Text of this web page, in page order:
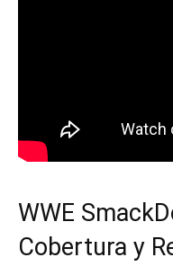
WWE
Cobertura y